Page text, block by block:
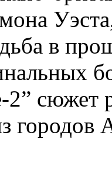
в
сюжет
городов